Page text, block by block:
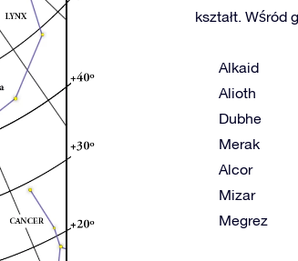
kształt. Wśród
Alkaid
Alioth
Dubhe
Merak
Alcor
Mizar
Megrez